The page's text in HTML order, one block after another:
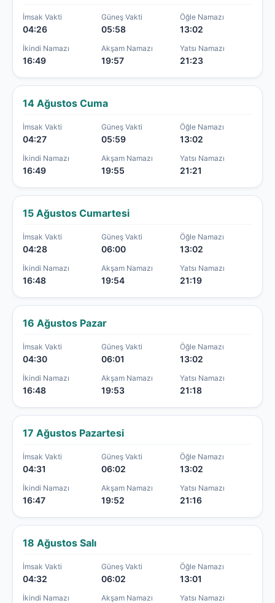
İmsak Vakti
04:26
Güneş Vakti
05:58
Öğle Namazı
13:02
İkindi Namazı
16:49
Akşam Namazı
19:57
Yatsı Namazı
21:23
14 Ağustos Cuma
İmsak Vakti
04:27
Güneş Vakti
05:59
Öğle Namazı
13:02
İkindi Namazı
16:49
Akşam Namazı
19:55
Yatsı Namazı
21:21
15 Ağustos Cumartesi
İmsak Vakti
04:28
Güneş Vakti
06:00
Öğle Namazı
13:02
İkindi Namazı
16:48
Akşam Namazı
19:54
Yatsı Namazı
21:19
16 Ağustos Pazar
İmsak Vakti
04:30
Güneş Vakti
06:01
Öğle Namazı
13:02
İkindi Namazı
16:48
Akşam Namazı
19:53
Yatsı Namazı
21:18
17 Ağustos Pazartesi
İmsak Vakti
04:31
Güneş Vakti
06:02
Öğle Namazı
13:02
İkindi Namazı
16:47
Akşam Namazı
19:52
Yatsı Namazı
21:16
18 Ağustos Salı
İmsak Vakti
04:32
Güneş Vakti
06:02
Öğle Namazı
13:01
İkindi Namazı Akşam Namazı Yatsı Namazı